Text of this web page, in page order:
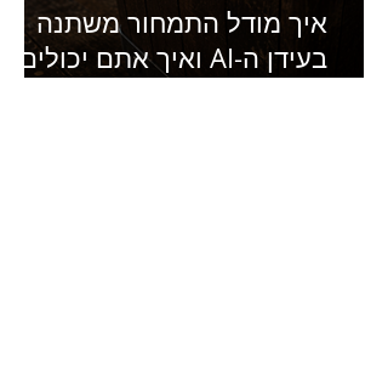
איך מודל התמחור משתנה
בעידן ה-AI ואיך אתם יכולים